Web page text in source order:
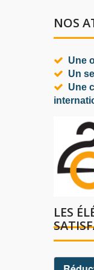
NOS
Une
Un
Une
LES